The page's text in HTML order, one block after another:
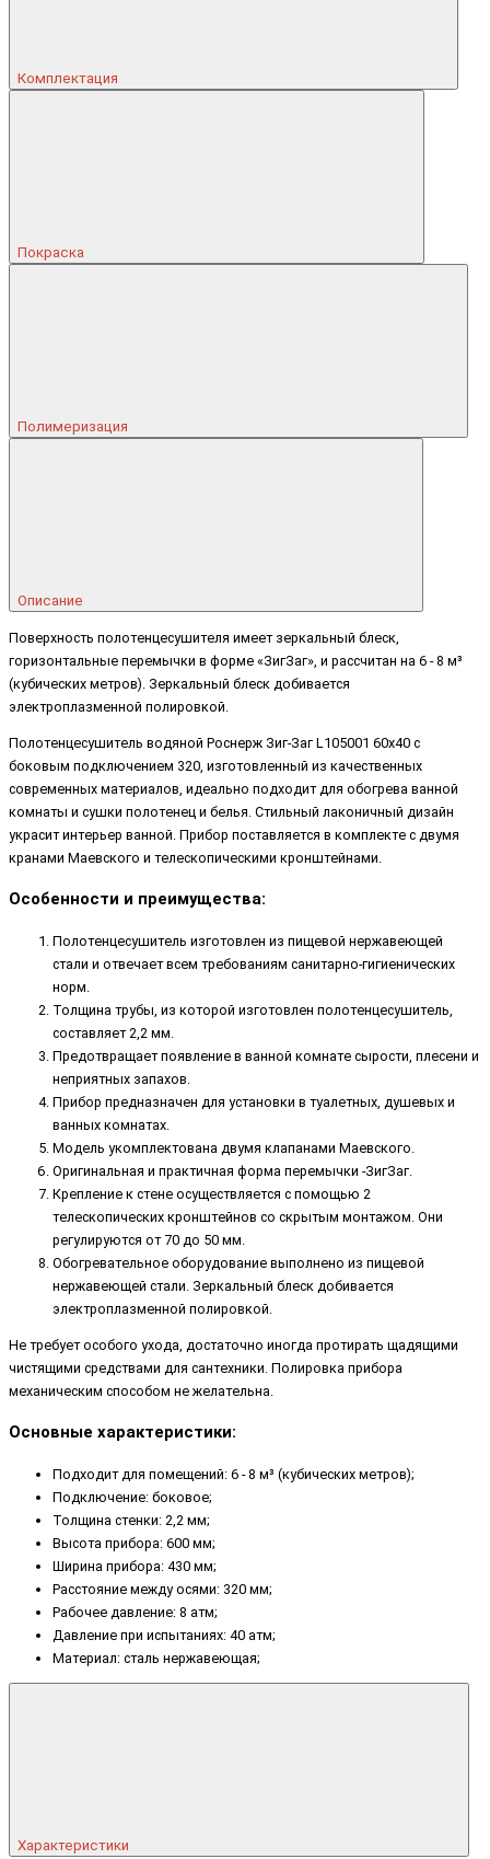
Комплектация
Покраска
Полимеризация
Описание
Поверхность полотенцесушителя имеет зеркальный блеск,
горизонтальные перемычки в форме «ЗигЗаг», и рассчитан на 6 - 8 м³
(кубических метров). Зеркальный блеск добивается
электроплазменной полировкой.
Полотенцесушитель водяной Роснерж Зиг-Заг L105001 60x40 с
боковым подключением 320, изготовленный из качественных
современных материалов, идеально подходит для обогрева ванной
комнаты и сушки полотенец и белья. Стильный лаконичный дизайн
украсит интерьер ванной. Прибор поставляется в комплекте с двумя
кранами Маевского и телескопическими кронштейнами.
Особенности и преимущества:
Полотенцесушитель изготовлен из пищевой нержавеющей
стали и отвечает всем требованиям санитарно-гигиенических
норм.
Толщина трубы, из которой изготовлен полотенцесушитель,
составляет 2,2 мм.
Предотвращает появление в ванной комнате сырости, плесени и
неприятных запахов.
Прибор предназначен для установки в туалетных, душевых и
ванных комнатах.
Модель укомплектована двумя клапанами Маевского.
Оригинальная и практичная форма перемычки -ЗигЗаг.
Крепление к стене осуществляется с помощью 2
телескопических кронштейнов со скрытым монтажом. Они
регулируются от 70 до 50 мм.
Обогревательное оборудование выполнено из пищевой
нержавеющей стали. Зеркальный блеск добивается
электроплазменной полировкой.
Не требует особого ухода, достаточно иногда протирать щадящими
чистящими средствами для сантехники. Полировка прибора
механическим способом не желательна.
Основные характеристики:
Подходит для помещений: 6 - 8 м³ (кубических метров);
Подключение: боковое;
Толщина стенки: 2,2 мм;
Высота прибора: 600 мм;
Ширина прибора: 430 мм;
Расстояние между осями: 320 мм;
Рабочее давление: 8 атм;
Давление при испытаниях: 40 атм;
Материал: сталь нержавеющая;
Характеристики